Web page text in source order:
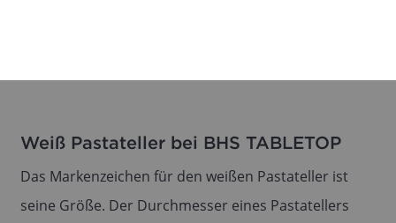
Weiß Pastateller bei BHS TABLETOP
Das Markenzeichen für den weißen Pastateller ist
seine Größe. Der Durchmesser eines Pastatellers